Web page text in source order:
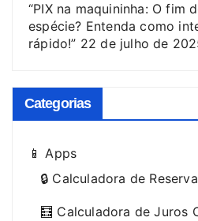
“PIX na maquininha: O fim
espécie? Entenda como
rápido!” 22 de julho de
Categorias
📱 Apps
🔒 Calculadora de
🧮 Calculadora de Juros